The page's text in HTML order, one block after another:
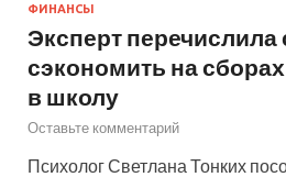
ФИНАНСЫ
Эксперт
сэкономить на
в школу
Оставьте комментарий
Психолог Светлана Тонких